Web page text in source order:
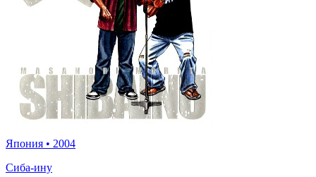
Япония • 2004
Сиба-ину